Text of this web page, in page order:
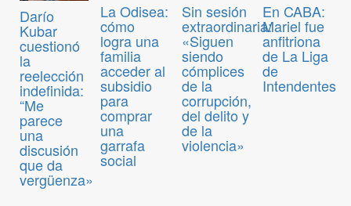
Darío
Kubar
cuestionó
la
reelección
indefinida:
“Me
parece
una
discusión
que da
vergüenza»
La Odisea:
cómo
logra una
familia
acceder al
subsidio
para
comprar
una
garrafa
social
Sin sesión
extraordinaria:
«Siguen
siendo
cómplices
de la
corrupción,
del delito y
de la
violencia»
En CABA:
Mariel fue
anfitriona
de La Liga
de
Intendentes